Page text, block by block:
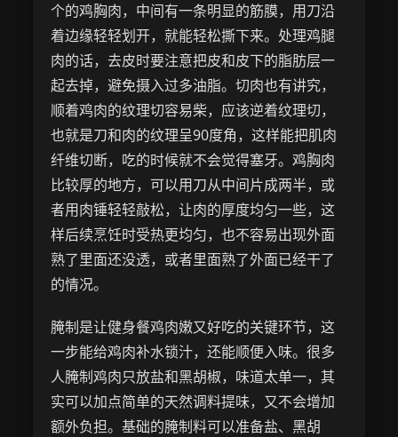
个的鸡胸肉，中间有一条明显的筋膜，用刀沿
着边缘轻轻划开，就能轻松撕下来。处理鸡腿
肉的话，去皮时要注意把皮和皮下的脂肪层一
起去掉，避免摄入过多油脂。切肉也有讲究，
顺着鸡肉的纹理切容易柴，应该逆着纹理切，
也就是刀和肉的纹理呈90度角，这样能把肌肉
纤维切断，吃的时候就不会觉得塞牙。鸡胸肉
比较厚的地方，可以用刀从中间片成两半，或
者用肉锤轻轻敲松，让肉的厚度均匀一些，这
样后续烹饪时受热更均匀，也不容易出现外面
熟了里面还没透，或者里面熟了外面已经干了
的情况。
腌制是让健身餐鸡肉嫩又好吃的关键环节，这
一步能给鸡肉补水锁汁，还能顺便入味。很多
人腌制鸡肉只放盐和黑胡椒，味道太单一，其
实可以加点简单的天然调料提味，又不会增加
额外负担。基础的腌制料可以准备盐、黑胡